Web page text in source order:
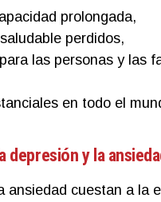
prolongada,
perdidos,
las personas y las
en todo el
depresión y la
ansiedad cuestan a la